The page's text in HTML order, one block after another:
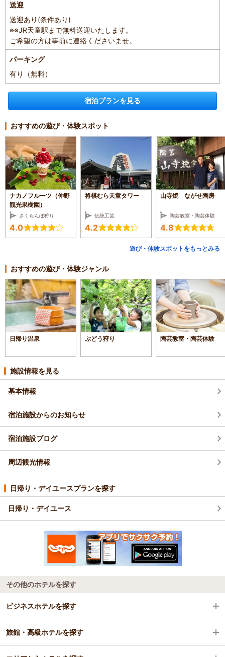
送迎
送迎あり(条件あり)
※※JR天童駅まで無料送迎いたします。
ご希望の方は事前に連絡くださいませ。
パーキング
有り（無料）
宿泊プランを見る
おすすめの遊び・体験スポット
ナカノフルーツ（仲野
観光果樹園）
さくらんぼ狩り
4.0
将棋むら天童タワー
伝統工芸
4.2
山寺焼 ながせ陶房
陶芸教室・陶芸体験
4.8
遊び・体験スポットをもっとみる
おすすめの遊び・体験ジャンル
日帰り温泉 ぶどう狩り 陶芸教室・陶芸体験
施設情報を見る
基本情報
宿泊施設からのお知らせ
宿泊施設ブログ
周辺観光情報
日帰り・デイユースプランを探す
日帰り・デイユース
その他のホテルを探す
ビジネスホテルを探す
山形県
旅館・高級ホテルを探す